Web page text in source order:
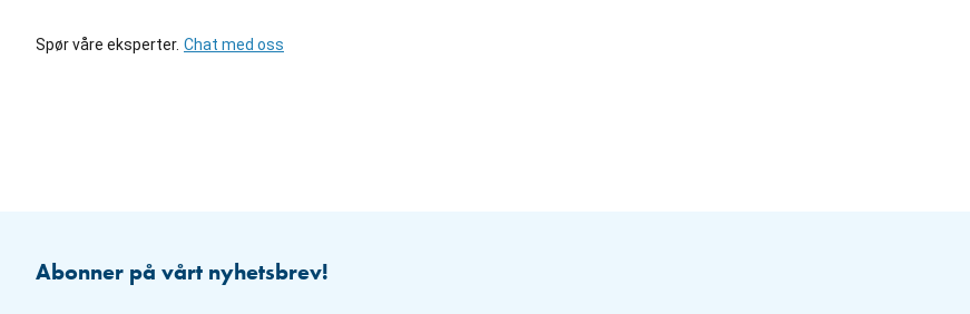
Spør våre eksperter. Chat med oss
Abonner på vårt nyhetsbrev!